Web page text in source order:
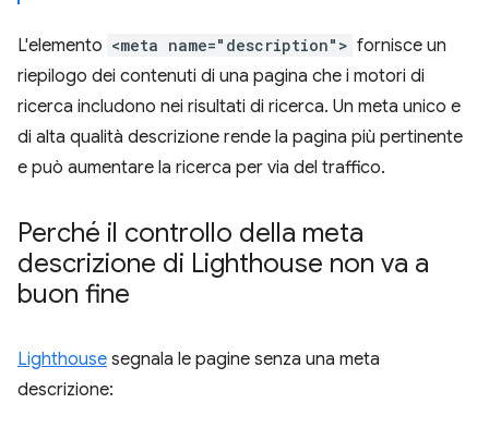
L'elemento <meta name="description"> fornisce un
riepilogo dei contenuti di una pagina che i motori di
ricerca includono nei risultati di ricerca. Un meta unico e
di alta qualità descrizione rende la pagina più pertinente
e può aumentare la ricerca per via del traffico.
Perché il controllo della meta
descrizione di Lighthouse non va a
buon fine
Lighthouse segnala le pagine senza una meta
descrizione: